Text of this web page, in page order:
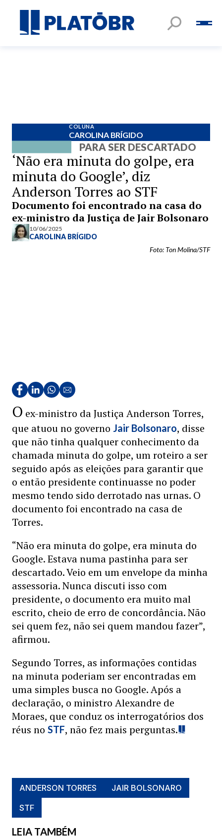
COLUNA
CAROLINA BRÍGIDO
PARA SER DESCARTADO
‘Não era minuta do golpe, era
minuta do Google’, diz
Anderson Torres ao STF
Documento foi encontrado na casa do
ex-ministro da Justiça de Jair Bolsonaro
10/06/2025
CAROLINA BRÍGIDO
Foto: Ton Molina/STF
O ex-ministro da Justiça Anderson Torres,
que atuou no governo Jair Bolsonaro, disse
que não tinha qualquer conhecimento da
chamada minuta do golpe, um roteiro a ser
seguido após as eleições para garantir que
o então presidente continuasse no poder
mesmo tendo sido derrotado nas urnas. O
documento foi encontrado na casa de
Torres.
“Não era minuta do golpe, era minuta do
Google. Estava numa pastinha para ser
descartado. Veio em um envelope da minha
assessoria. Nunca discuti isso com
presidente, o documento era muito mal
escrito, cheio de erro de concordância. Não
sei quem fez, não sei quem mandou fazer”,
afirmou.
Segundo Torres, as informações contidas
na minuta poderiam ser encontradas em
uma simples busca no Google. Após a
declaração, o ministro Alexandre de
Moraes, que conduz os interrogatórios dos
réus no STF, não fez mais perguntas.
ANDERSON TORRES
JAIR BOLSONARO
STF
LEIA TAMBÉM